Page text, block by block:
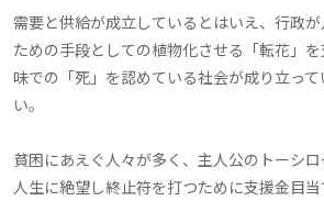
需要と供給が成立しているとはいえ、行政
ための手段としての植物化させる「転花」
味での「死」を認めている社会が成り立っ
い。
貧困にあえぐ人々が多く、主人公のトーシロ
人生に絶望し終止符を打つために支援金目